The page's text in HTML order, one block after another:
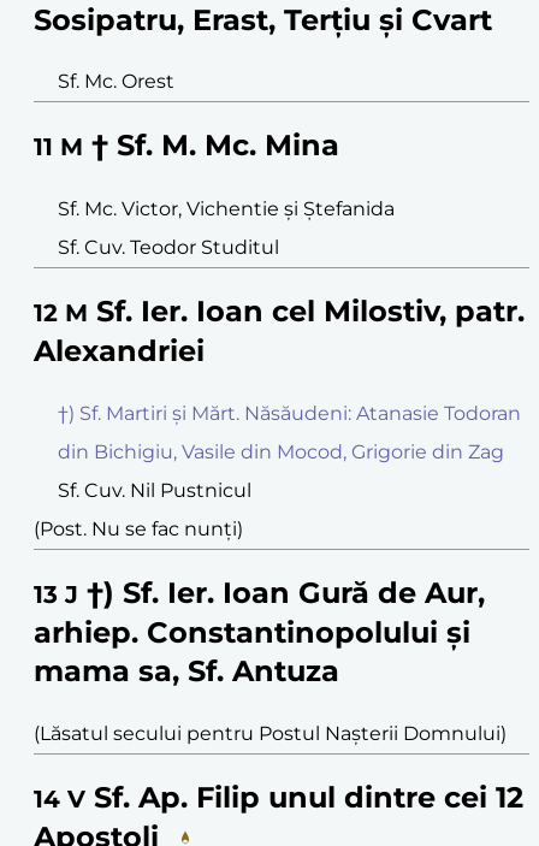
Sosipatru, Erast, Terțiu și Cvart
Sf. Mc. Orest
11 M † Sf. M. Mc. Mina
Sf. Mc. Victor, Vichentie și Ștefanida
Sf. Cuv. Teodor Studitul
12 M Sf. Ier. Ioan cel Milostiv, patr.
Alexandriei
†) Sf. Martiri și Mărt. Năsăudeni: Atanasie Todoran
din Bichigiu, Vasile din Mocod, Grigorie din Zag
Sf. Cuv. Nil Pustnicul
(Post. Nu se fac nunți)
13 J †) Sf. Ier. Ioan Gură de Aur,
arhiep. Constantinopolului și
mama sa, Sf. Antuza
(Lăsatul secului pentru Postul Nașterii Domnului)
14 V Sf. Ap. Filip unul dintre cei 12
Apostoli